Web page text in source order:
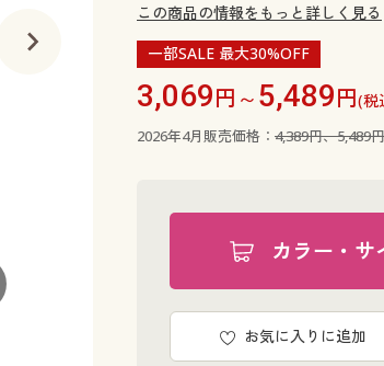
この商品の情報をもっと詳しく見る
一部SALE 最大30%OFF
3,069円～5,489円(税
2026年4月販売価格： 4,389円、5,489
カラー・サ
お気に入りに追加